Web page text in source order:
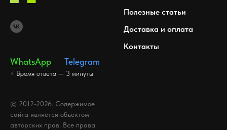
WhatsApp Telegram
⚡ Время ответа — 3 минуты
© 2012-2026. Содержимое
сайта является объектом
авторских прав. Все права
Полезные статьи
Доставка и оплата
Контакты